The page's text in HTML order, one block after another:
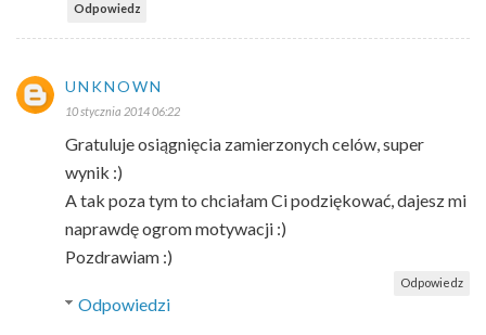
Odpowiedz
UNKNOWN
10 stycznia 2014 06:22
Gratuluje osiągnięcia zamierzonych celów, super
wynik :)
A tak poza tym to chciałam Ci podziękować, dajesz mi
naprawdę ogrom motywacji :)
Pozdrawiam :)
Odpowiedz
Odpowiedzi